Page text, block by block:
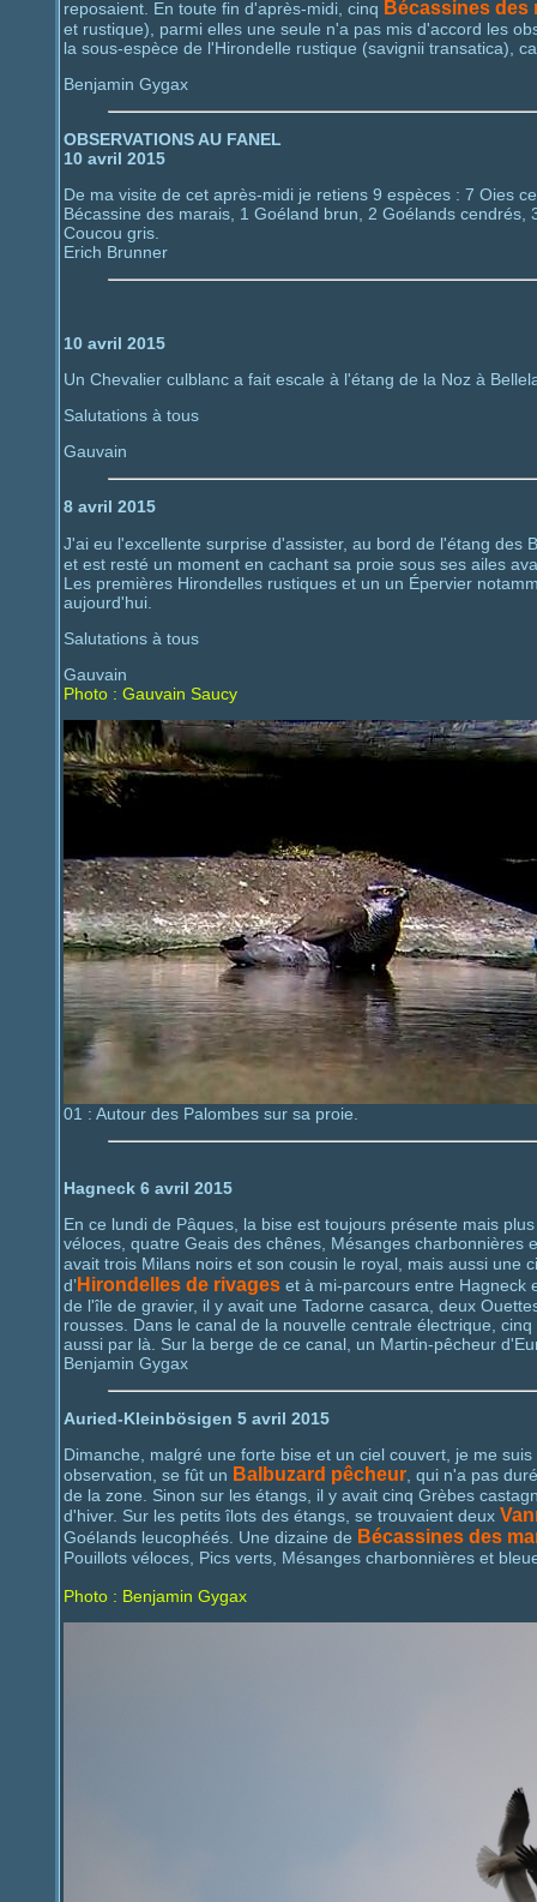
reposaient. En toute fin d'après-midi, cinq Bécassines des
et rustique), parmi elles une seule n'a pas mis d'accord les
la sous-espèce de l'Hirondelle rustique (savignii transatica),
Benjamin Gygax
OBSERVATIONS AU FANEL
10 avril 2015
De ma visite de cet après-midi je retiens 9 espèces : 7 Oies
Bécassine des marais, 1 Goéland brun, 2 Goélands
Coucou gris.
Erich Brunner
10 avril 2015
Un Chevalier culblanc a fait escale à l'étang de la Noz à
Salutations à tous
Gauvain
8 avril 2015
J'ai eu l'excellente surprise d'assister, au bord de l'étang des
et est resté un moment en cachant sa proie sous ses ailes
Les premières Hirondelles rustiques et un un Épervier
aujourd'hui.
Salutations à tous
Gauvain
Photo : Gauvain Saucy
01 : Autour des Palombes sur sa proie.
Hagneck 6 avril 2015
En ce lundi de Pâques, la bise est toujours présente mais
véloces, quatre Geais des chênes, Mésanges
avait trois Milans noirs et son cousin le royal, mais aussi une
d’Hirondelles de rivages et à mi-parcours entre Hagneck
de l'île de gravier, il y avait une Tadorne casarca, deux
rousses. Dans le canal de la nouvelle centrale électrique,
aussi par là. Sur la berge de ce canal, un Martin-pêcheur
Benjamin Gygax
Auried-Kleinbösigen 5 avril 2015
Dimanche, malgré une forte bise et un ciel couvert, je me
observation, se fût un Balbuzard pêcheur , qui n'a pas
de la zone. Sinon sur les étangs, il y avait cinq Grèbes
d'hiver. Sur les petits îlots des étangs, se trouvaient deux
Goélands leucophéés. Une dizaine de Bécassines des
Pouillots véloces, Pics verts, Mésanges charbonnières et
Photo : Benjamin Gygax